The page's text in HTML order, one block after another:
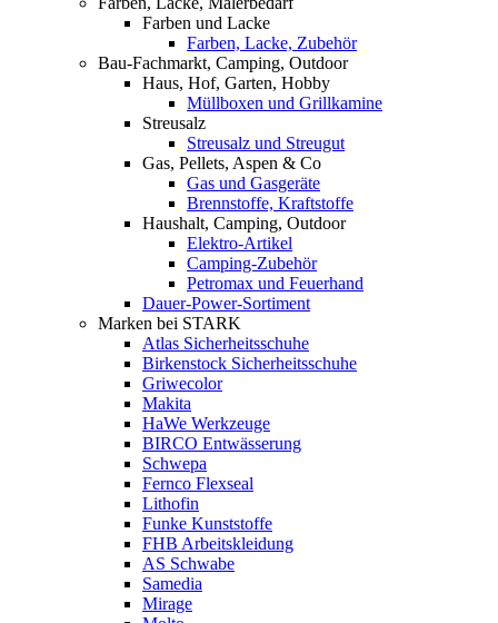
Farben und Lacke
Farben, Lacke, Zubehör
Bau-Fachmarkt, Camping, Outdoor
Haus, Hof, Garten, Hobby
Müllboxen und Grillkamine
Streusalz
Streusalz und Streugut
Gas, Pellets, Aspen & Co
Gas und Gasgeräte
Brennstoffe, Kraftstoffe
Haushalt, Camping, Outdoor
Elektro-Artikel
Camping-Zubehör
Petromax und Feuerhand
Dauer-Power-Sortiment
Marken bei STARK
Atlas Sicherheitsschuhe
Birkenstock Sicherheitsschuhe
Griwecolor
Makita
HaWe Werkzeuge
BIRCO Entwässerung
Schwepa
Fernco Flexseal
Lithofin
Funke Kunststoffe
FHB Arbeitskleidung
AS Schwabe
Samedia
Mirage